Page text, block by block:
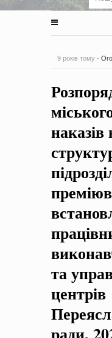
9 років тому -
на період 2018 –
0
та
центрів